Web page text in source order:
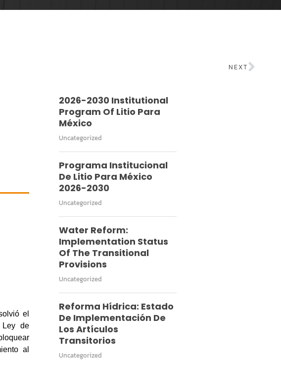
NEXT
el
Ley de
al
2026-2030 Institutional
Program Of Litio Para
México
Uncategorized
Programa Institucional
De Litio Para México
2026-2030
Uncategorized
Water Reform:
Implementation Status
Of The Transitional
Provisions
Uncategorized
Reforma Hídrica: Estado
De Implementación De
Los Artículos
Transitorios
Uncategorized